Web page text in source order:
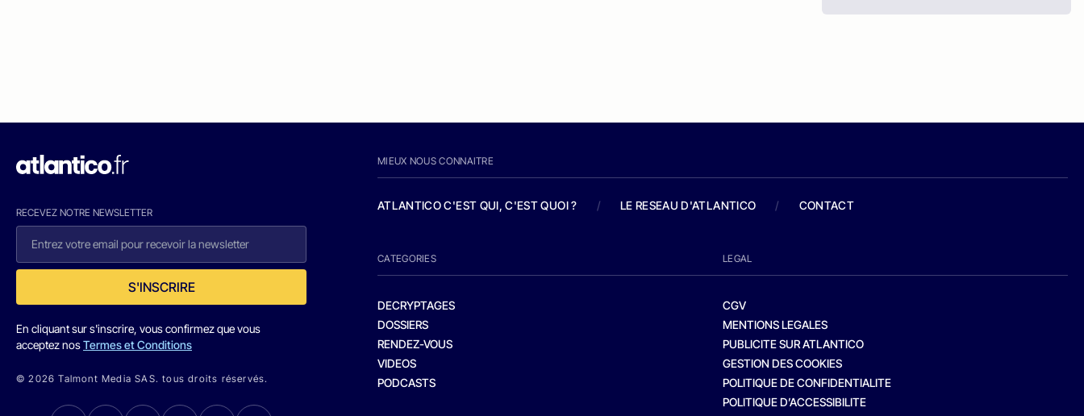
RECEVEZ NOTRE NEWSLETTER
S'INSCRIRE
En cliquant sur s'inscrire, vous confirmez que vous
acceptez nosTermes et Conditions
© 2026 Talmont Media SAS. tous droits réservés.
MIEUX NOUS CONNAITRE
ATLANTICO C'EST QUI, C'EST QUOI ? / LE RESEAU D'ATLANTICO / CONTACT
CATEGORIES
DECRYPTAGES
DOSSIERS
RENDEZ-VOUS
VIDEOS
PODCASTS
LEGAL
CGV
MENTIONS LEGALES
PUBLICITE SUR ATLANTICO
GESTION DES COOKIES
POLITIQUE DE CONFIDENTIALITE
POLITIQUE D’ACCESSIBILITE